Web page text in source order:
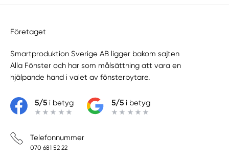
Företaget
Smartproduktion Sverige AB ligger bakom sajten
Alla Fönster och har som målsättning att vara en
hjälpande hand i valet av fönsterbytare.
5/5i betyg 5/5i betyg
Telefonnummer
070 681 52 22